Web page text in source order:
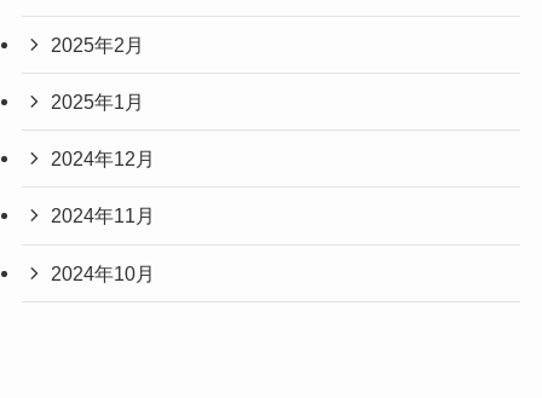
2025年2月
2025年1月
2024年12月
2024年11月
2024年10月